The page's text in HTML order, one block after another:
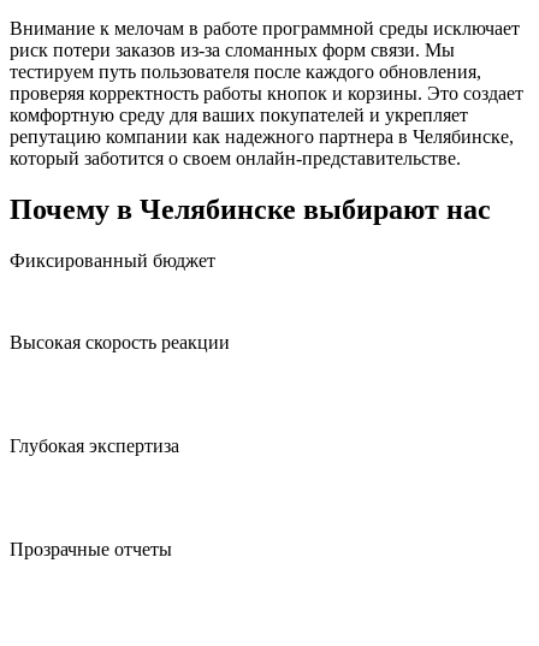
Внимание к мелочам в работе программной среды исключает
риск потери заказов из-за сломанных форм связи. Мы
тестируем путь пользователя после каждого обновления,
проверяя корректность работы кнопок и корзины. Это создает
комфортную среду для ваших покупателей и укрепляет
репутацию компании как надежного партнера в Челябинске,
который заботится о своем онлайн-представительстве.
Почему в Челябинске выбирают нас
Фиксированный бюджет
Высокая скорость реакции
Глубокая экспертиза
Прозрачные отчеты